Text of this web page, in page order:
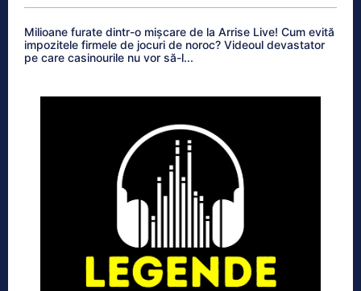
Milioane furate dintr-o mișcare de la Arrise Live! Cum evită
impozitele firmele de jocuri de noroc? Videoul devastator
pe care casinourile nu vor să-l...